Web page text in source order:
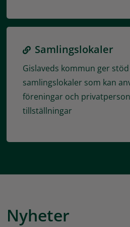
Samlingslokaler
Gislaveds kommun ger
samlingslokaler som kan
föreningar och
tillställningar
Nyheter